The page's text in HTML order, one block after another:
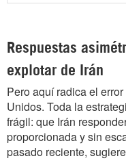
Respuestas
explotar de Irán
Pero aquí radica el
Unidos. Toda la
frágil: que Irán
proporcionada y sin
pasado reciente,